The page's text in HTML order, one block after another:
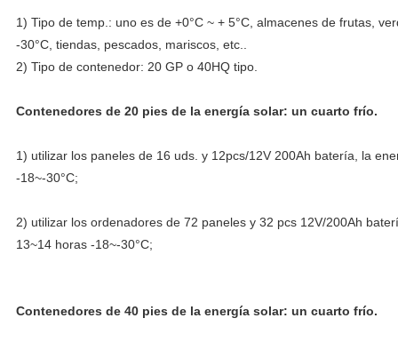
1) Tipo de temp.: uno es de +0°C ~ + 5°C, almacenes de frutas,
-30°C, tiendas, pescados, mariscos, etc..
2) Tipo de contenedor: 20 GP o 40HQ tipo.
Contenedores de 20 pies de la energía solar: un cuarto frío.
1) utilizar los paneles de 16 uds. y 12pcs/12V 200Ah batería, la
-18~-30°C;
2) utilizar los ordenadores de 72 paneles y 32 pcs 12V/200Ah
13~14 horas -18~-30°C;
Contenedores de 40 pies de la energía solar: un cuarto frío.